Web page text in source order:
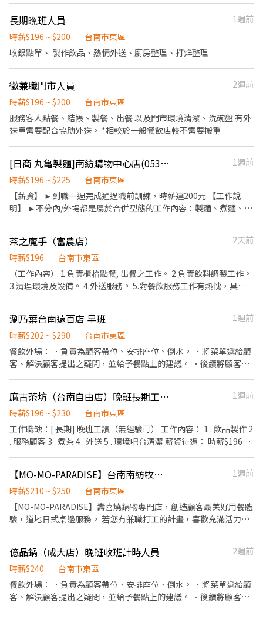
時再加5圓，國定假日除外。 ✅工作時段說明：依店鋪營運需求排
班；兼職人員每月可配合排班時數須達60小時以上。 ✅提供免費溫
馨員工餐點、交通便利通勤上班很方便。 ✅歡迎無餐飲工作經驗、
對餐飲業有熱忱的您，加入三澧餐飲集團。 ------------------------
------------------------------------------------- 『加入三澧 成為家
人』共同創造無限可能。 1998年於台灣成立-日商三澧餐飲集團
台灣多年的日本與義大利美食連鎖品牌，旗下六大連鎖餐飲品牌包
含， ★義式料理餐廳：BELLINI CAFFÈ、BELLINI Pasta Pasta、
MOLINO手工義大利麵 ★日式鍋物餐廳：Mo-Mo-Paradise壽喜燒
★日式天婦羅專門店：天吉屋、吉天麩羅 全台直營店鋪皆位於各大
百貨商場，並持續穩定發展中。 ------------------------------------
-------------------------------------- 【應徵須知】 ①詳閱工作內容
後，請審慎提出應徵申請。 ②履歷初審合適者，將邀請實體面談，
初審資格不符者則不另行通知。 ③錄取的實際任用職稱及薪資，依
面談結果與經驗核定職級。
鋪作業程序。 4.進行簡易餐飲之料理，如：製作沙拉、調配飲料
等。 5.負責結帳、收銀之工作。 6.協助店主管店務管理。
長期晩班人員
1週前
時薪$196 ~ $200
台南市東區
收銀點單、 製作飲品、熱情外送、廚房整理、打烊整理
徵兼職門市人員
2週前
時薪$196 ~ $200
台南市東區
服務客人點餐、結帳、製餐、出餐 以及門市環境清潔、洗碗盤 有外
送單需要配合協助外送。 *相較於一般餐飲店較不需要搬重
[日商 丸亀製麵]南紡購物中心店(053)-長期兼職夥伴/廚助/工讀生/彈性排班
1週前
時薪$196 ~ $225
台南市東區
【薪資】 ►到職一週完成通過職前訓練，時薪達200元 【工作說
明】 ►不分內/外場都是屬於合併型態的工作內容：製麵、煮麵、製
時請於主管確認排班時間） 【薪資福利】 1. 提供員工餐 2. 國定假日
雙倍薪 3. 提供優秀同仁績效獎金 4. 久任獎金 5. 生日禮卷 6. 滿年資
享特休假 7.福委會福利補助 ★★多項福利歡迎您加入我們★★ 總是
提供好吃日式餐飲的公司 台灣東利多(丸亀製麵)
茶之魔手（富農店）
2天前
時薪$196
台南市東區
（工作內容） 1.負責櫃枱點餐, 出餐之工作。 2.負責飲料調製工作。
3.清理環境及設備。 4.外送服務。 5.對餐飲服務工作有熱忱，具備
段： 日班/晚班，日班或晚班 休假制度： 依公司規定 上班地點：
（東區） 裕文店 - 東區裕文路7號 裕農店 - 裕農路637號 富農店 - 富
農街二段24號 條件 具備駕照： 普通重型機車（面試需出示） 上班
時段可溝通配合課表排班
涮乃葉台南遠百店 早班
1週前
時薪$202 ~ $290
台南市東區
餐飲外場： ．負責為顧客帶位、安排座位、倒水。 ．將菜單遞給顧
客、解決顧客提出之疑問，並給予餐點上的建議。 ．後續將顧客點
負責結帳、收銀等工作。 餐飲內場： ．擔任廚師的助手，處理烹飪
前與烹飪中之準備工作與其他餐廳相關事務。 ．負責洗、剝、削、
切各種食材。 ．負責清理工作環境、設備和餐具。 ．準備不同餐點
所需要的食材。 ．協助測量食材的容量與重量。 ．負責擺盤、打包
麻古茶坊（台南自由店）晚班長期工讀生
1週前
時薪$196 ~ $230
台南市東區
工作職缺：[ 長期] 晚班工讀（無經驗可） 工作內容： 1 . 飲品製作 2
. 服務顧客 3 . 煮茶 4 . 外送 5 . 環境吧台清潔 薪資待遇： 時薪$196元
車駕照（外送有店車） 2.有服務熱忱、認真、有親和力、積極 3.時
段可彈性安排優先（依課表排班） *假日、寒暑假需配合排班* 💓歡
迎想穩定長期發展的夥伴加入！
【MO-MO-PARADISE】台南南紡牧場-外場兼職(中班,晚班)-C17
1週前
時薪$210 ~ $250
台南市東區
【MO-MO-PARADISE】壽喜燒鍋物專門店，創造顧客最美好用餐體
驗，道地日式桌邊服務。 若您有兼職打工的計畫，喜歡充滿活力的
店內環境、座位區清潔整理 4. 收銀結帳，開店前準備及閉店整理作
業 5. 完成主管交付工作 ✅工作時段 中班：12:00~21:00 晚班：
18:00~22:30 (排班區間另安排休息時間，週六、週日有一天可排班
者尤佳。) ※彈性排班可討論喔。週六與週日正常工時出勤每小時再
億品鍋（成大店）晚班收班計時人員
2週前
時薪$240
台南市東區
餐飲外場： ．負責為顧客帶位、安排座位、倒水。 ．將菜單遞給顧
客、解決顧客提出之疑問，並給予餐點上的建議。 ．後續將顧客點